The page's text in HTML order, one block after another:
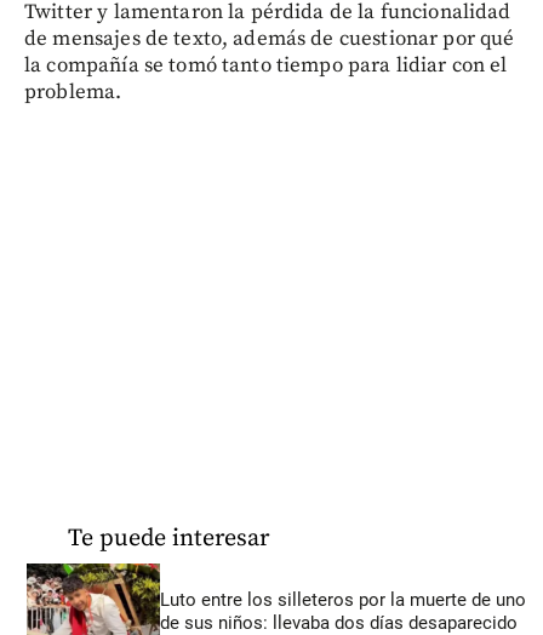
Twitter y lamentaron la pérdida de la funcionalidad
de mensajes de texto, además de cuestionar por qué
la compañía se tomó tanto tiempo para lidiar con el
problema.
Te puede interesar
Luto entre los silleteros por la muerte de uno
de sus niños: llevaba dos días desaparecido